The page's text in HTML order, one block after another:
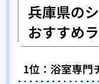
兵庫県の
おすすめ
1位：浴室専門